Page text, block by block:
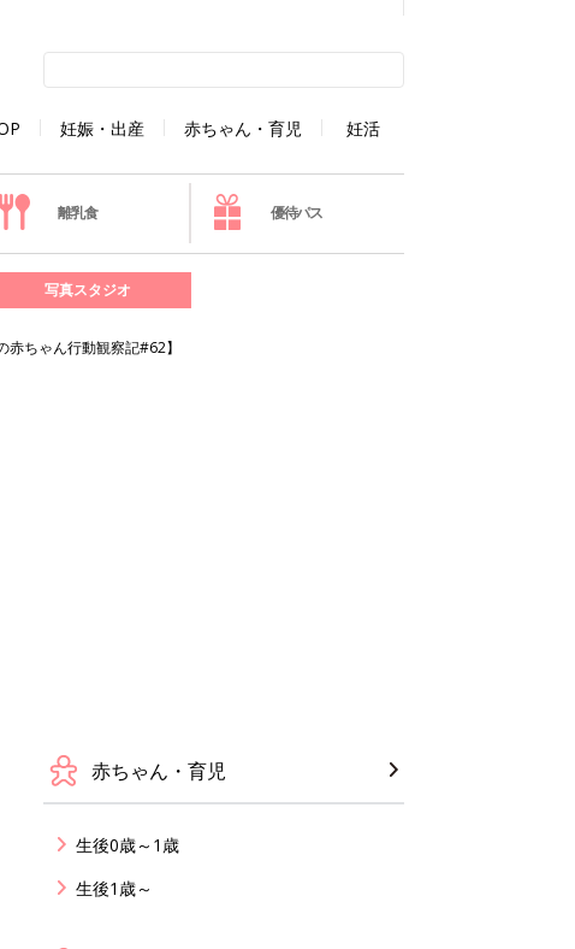
妊娠・出産 赤ちゃん・育児 妊活
離乳食 優待パス
写真スタジオ
ちゃん行動観察記#62】
赤ちゃん・育児
生後0歳～1歳
生後1歳～